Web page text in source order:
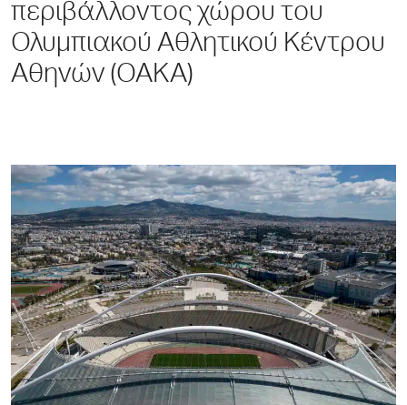
περιβάλλοντος χώρου του
Ολυμπιακού Αθλητικού Κέντρου
Αθηνών (ΟΑΚΑ)